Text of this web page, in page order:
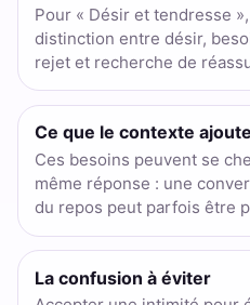
Pour « Désir et tendresse
distinction entre désir,
rejet et recherche de
Ce que le contexte ajoute
Ces besoins peuvent se
même réponse : une
du repos peut parfois être
La confusion à éviter